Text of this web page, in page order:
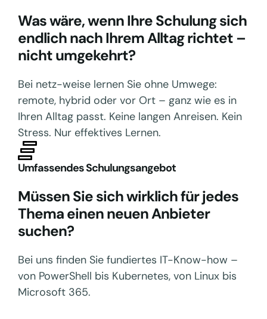
Was wäre, wenn Ihre Schulung sich
endlich nach Ihrem Alltag richtet –
nicht umgekehrt?
Bei netz-weise lernen Sie ohne Umwege:
remote, hybrid oder vor Ort – ganz wie es in
Ihren Alltag passt. Keine langen Anreisen. Kein
Stress. Nur effektives Lernen.
Umfassendes Schulungsangebot
Müssen Sie sich wirklich für jedes
Thema einen neuen Anbieter
suchen?
Bei uns finden Sie fundiertes IT-Know-how –
von PowerShell bis Kubernetes, von Linux bis
Microsoft 365.